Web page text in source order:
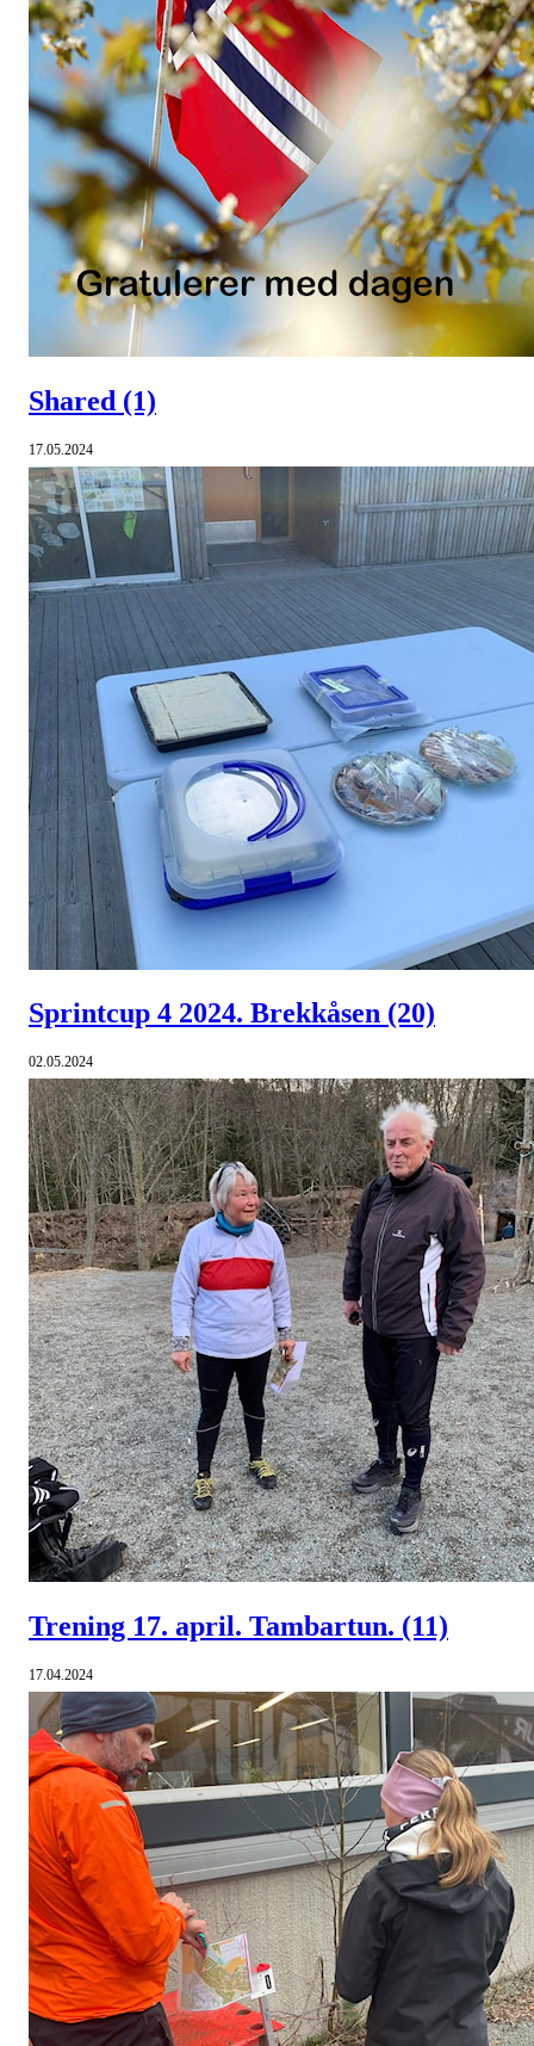
Shared (1)
17.05.2024
Sprintcup 4 2024. Brekkåsen (20)
02.05.2024
Trening 17. april. Tambartun. (11)
17.04.2024